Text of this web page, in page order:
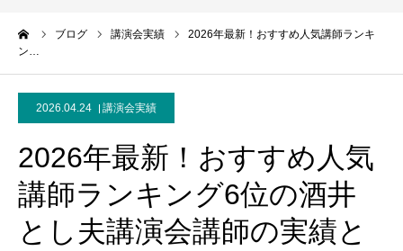
ブログ 講演会実績
2026年最新！おすすめ人気講師ランキ
ン…
2026.04.24 講演会実績
2026年最新！おすすめ人気
講師ランキング6位の酒井
とし夫講演会講師の実績と